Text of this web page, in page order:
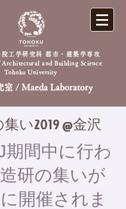
室 / Maeda Laboratory
院工学研究科 都市・建築学専攻
Architectural and Building Science
Tohoku University
い2019 @金沢
期間中に行わ
研の集いが
開催されま